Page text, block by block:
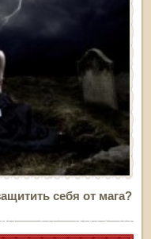
себя от мага?